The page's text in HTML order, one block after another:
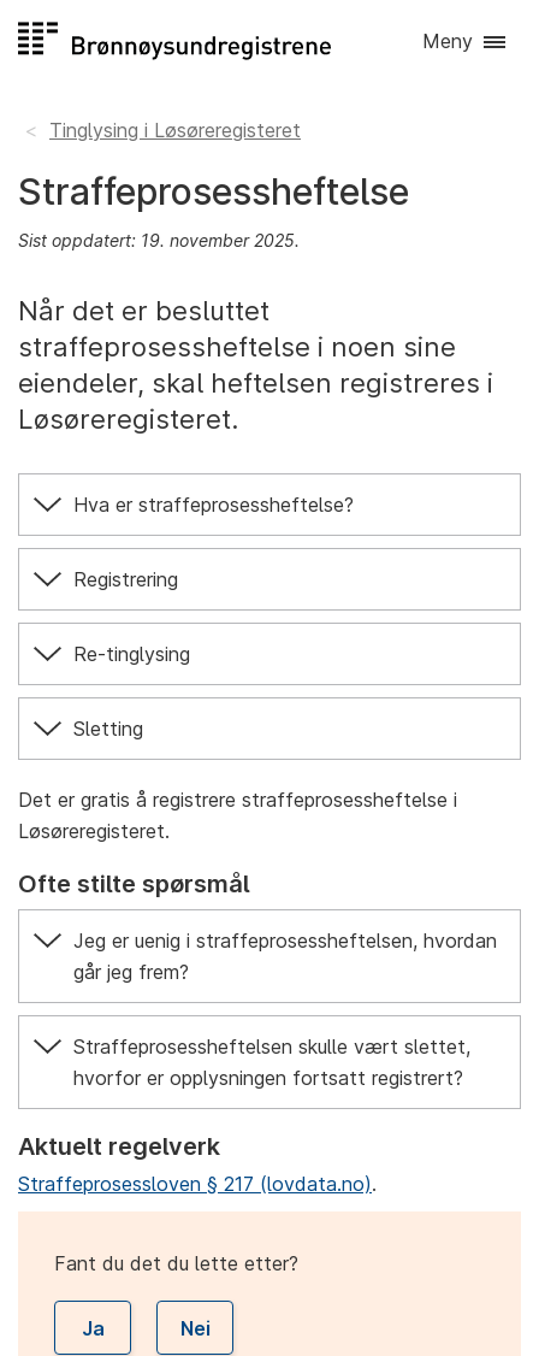
til
Meny
Tinglysing i Løsøreregisteret
Straffeprosessheftelse
Sist oppdatert: 19. november 2025.
Når det er besluttet
straffeprosessheftelse i noen sine
eiendeler, skal heftelsen registreres i
Løsøreregisteret.
Hva er straffeprosessheftelse?
Registrering
Re-tinglysing
Sletting
Det er gratis å registrere straffeprosessheftelse i
Løsøreregisteret.
Ofte stilte spørsmål
Jeg er uenig i straffeprosessheftelsen, hvordan
går jeg frem?
Straffeprosessheftelsen skulle vært slettet,
hvorfor er opplysningen fortsatt registrert?
Aktuelt regelverk
Straffeprosessloven § 217 (lovdata.no).
Fant du det du lette etter?
Ja Nei